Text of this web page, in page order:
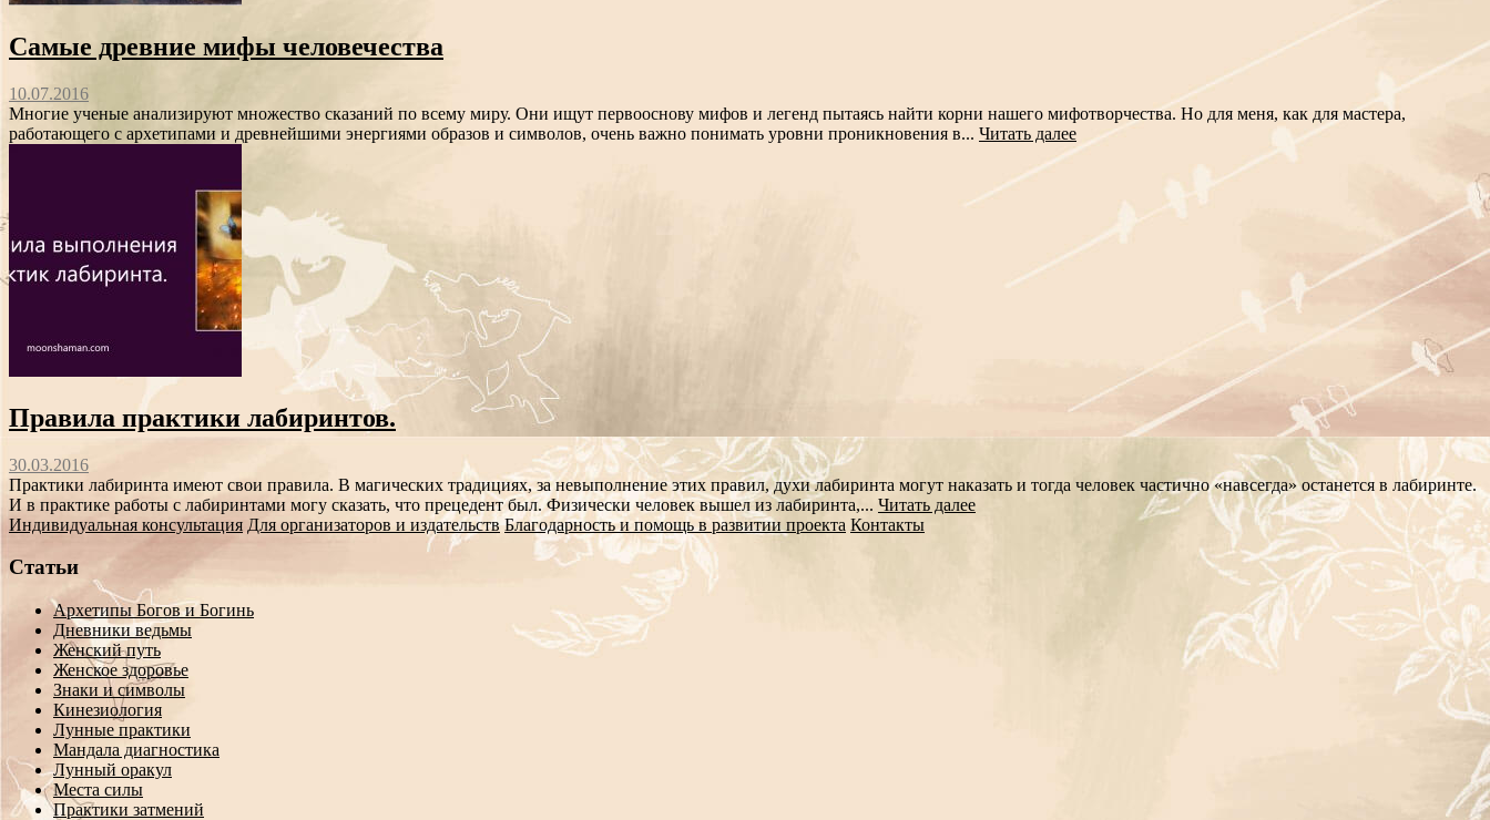
Самые древние мифы человечества
10.07.2016
Многие ученые анализируют множество сказаний по всему миру. Они ищут первооснову мифов и легенд пытаясь найти корни нашего мифотворчества. Но для меня, как для мастера,
работающего с архетипами и древнейшими энергиями образов и символов, очень важно понимать уровни проникновения в... Читать далее
Правила практики лабиринтов.
30.03.2016
Практики лабиринта имеют свои правила. В магических традициях, за невыполнение этих правил, духи лабиринта могут наказать и тогда человек частично «навсегда» останется в лабиринте.
И в практике работы с лабиринтами могу сказать, что прецедент был. Физически человек вышел из лабиринта,... Читать далее
Индивидуальная консультация Для организаторов и издательств Благодарность и помощь в развитии проекта Контакты
Статьи
Архетипы Богов и Богинь
Дневники ведьмы
Женский путь
Женское здоровье
Знаки и символы
Кинезиология
Лунные практики
Мандала диагностика
Лунный оракул
Места силы
Практики затмений